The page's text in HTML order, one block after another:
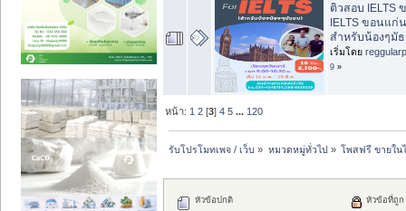
ติวสอบ IELTS
IELTS ขอนแก่
สำหรับน้องๆมั
เริ่มโดย
9 »
หน้า: 1 2 [3]4 5 ... 120
รับโปรโมทเพจ / เว็บ » หมวดหมู่ทั่วไป» โพสฟรี ขายใน
หัวข้อปกติ หัวข้อที่ถูก